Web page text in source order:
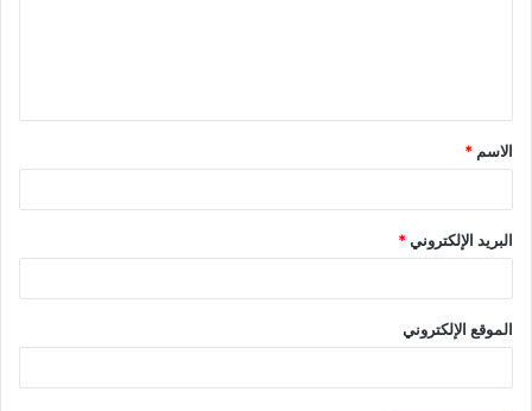
ق
*
الاسم *
البريد الإلكتروني*
الموقع الإلكتروني